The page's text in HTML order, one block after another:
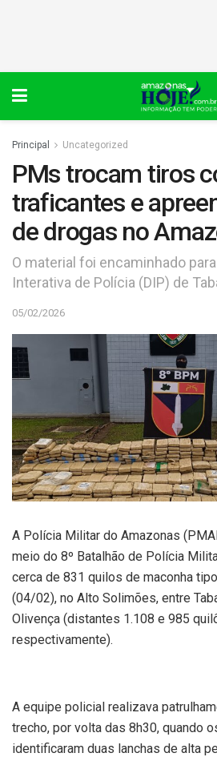
Principal Uncategorized
PMs trocam tiros
traficantes e
de drogas no
O material foi encaminhado
Interativa de Polícia (DIP) de
05/02/2026
A Polícia Militar do Amazonas
meio do 8º Batalhão de Polícia
cerca de 831 quilos de maconha
(04/02), no Alto Solimões, entre
Olivença (distantes 1.108 e 985
respectivamente).
A equipe policial realizava
trecho, por volta das 8h30, quando
identificaram duas lanchas de alta